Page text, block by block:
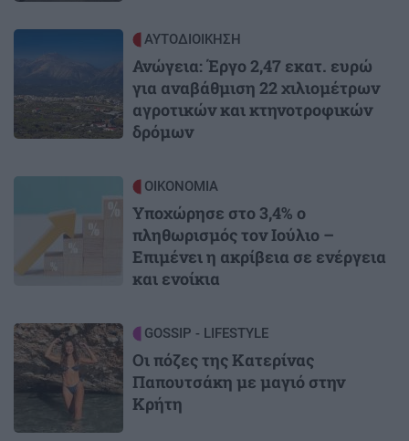
ΑΥΤΟΔΙΟΙΚΗΣΗ
Ανώγεια: Έργο 2,47 εκατ. ευρώ
για αναβάθμιση 22 χιλιομέτρων
αγροτικών και κτηνοτροφικών
δρόμων
ΟΙΚΟΝΟΜΙΑ
Υποχώρησε στο 3,4% ο
πληθωρισμός τον Ιούλιο –
Επιμένει η ακρίβεια σε ενέργεια
και ενοίκια
Image GOSSIP - LIFESTYLE
Οι πόζες της Κατερίνας
Παπουτσάκη με μαγιό στην
Κρήτη